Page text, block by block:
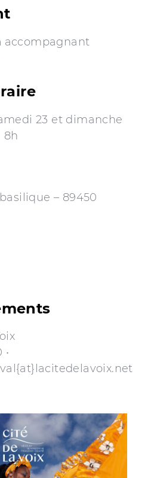
accompagnant
23 et dimanche
8h
– 89450